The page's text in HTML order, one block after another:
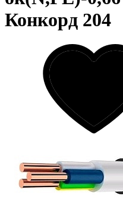
Конкорд 204